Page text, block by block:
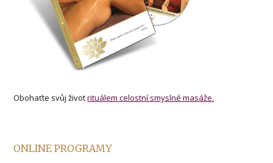
Obohaťte svůj životrituálem celostní smyslné masáže.
ONLINE PROGRAMY